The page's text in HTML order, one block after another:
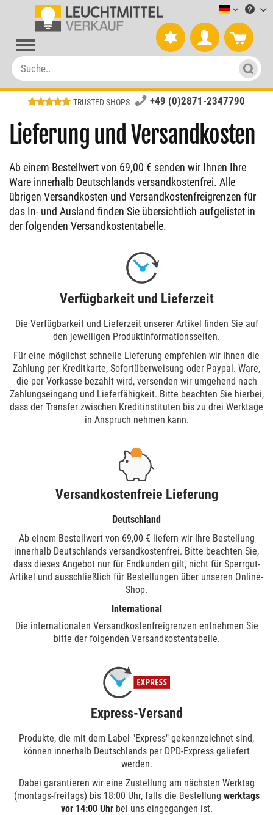
TRUSTED SHOPS +49 (0)2871-2347790
Lieferung und Versandkosten
Ab einem Bestellwert von 69,00 € senden wir Ihnen Ihre
Ware innerhalb Deutschlands versandkostenfrei. Alle
übrigen Versandkosten und Versandkostenfreigrenzen für
das In- und Ausland finden Sie übersichtlich aufgelistet in
der folgenden Versandkostentabelle.
Verfügbarkeit und Lieferzeit
Die Verfügbarkeit und Lieferzeit unserer Artikel finden Sie auf
den jeweiligen Produktinformationsseiten.
Für eine möglichst schnelle Lieferung empfehlen wir Ihnen die
Zahlung per Kreditkarte, Sofortüberweisung oder Paypal. Ware,
die per Vorkasse bezahlt wird, versenden wir umgehend nach
Zahlungseingang und Lieferfähigkeit. Bitte beachten Sie hierbei,
dass der Transfer zwischen Kreditinstituten bis zu drei Werktage
in Anspruch nehmen kann.
Versandkostenfreie Lieferung
Deutschland
Ab einem Bestellwert von 69,00 € liefern wir Ihre Bestellung
innerhalb Deutschlands versandkostenfrei. Bitte beachten Sie,
dass dieses Angebot nur für Endkunden gilt, nicht für Sperrgut-
Artikel und ausschließlich für Bestellungen über unseren Online-
Shop.
International
Die internationalen Versandkostenfreigrenzen entnehmen Sie
bitte der folgenden Versandkostentabelle.
Express-Versand
Produkte, die mit dem Label "Express" gekennzeichnet sind,
können innerhalb Deutschlands per DPD-Express geliefert
werden.
Dabei garantieren wir eine Zustellung am nächsten Werktag
(montags-freitags) bis 18:00 Uhr, falls die Bestellung werktags
vor 14:00 Uhrbei uns eingegangen ist.